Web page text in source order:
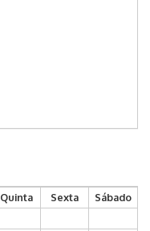
Quinta Sexta
Sábado